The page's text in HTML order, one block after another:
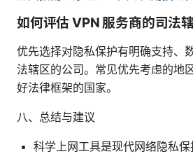
如何评估 VPN 服务商的司法辖
优先选择对隐私保护有明确支持、
法辖区的公司。常见优先考虑的地
好法律框架的国家。
八、总结与建议
科学上网工具是现代网络隐私